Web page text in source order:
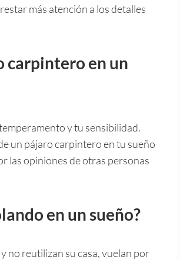
más atención a los detalles
carpintero en un
y tu sensibilidad.
un pájaro carpintero en tu sueño
las opiniones de otras personas
en un sueño?
no reutilizan su casa, vuelan por